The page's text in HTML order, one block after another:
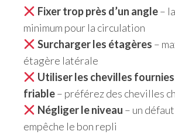
Fixer trop près d’un angle–
minimum pour la circulation
Surcharger les étagères –
étagère latérale
Utiliser les chevilles fournies
friable– préférez des chevilles
Négliger le niveau – un
empêche le bon repli